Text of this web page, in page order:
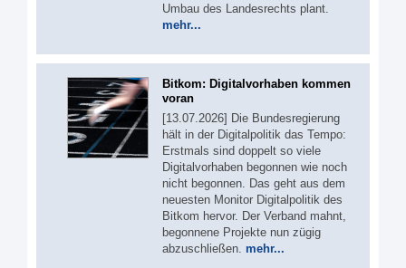
Umbau des Landesrechts plant.
mehr...
Bitkom: Digitalvorhaben kommen
voran
[13.07.2026] Die Bundesregierung
hält in der Digitalpolitik das Tempo:
Erstmals sind doppelt so viele
Digitalvorhaben begonnen wie noch
nicht begonnen. Das geht aus dem
neuesten Monitor Digitalpolitik des
Bitkom hervor. Der Verband mahnt,
begonnene Projekte nun zügig
abzuschließen. mehr...